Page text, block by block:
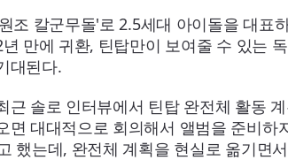
조 칼군무돌'로 2.5세대 아이돌을 대표
만에 귀환, 틴탑만이 보여줄 수 있는
대된다.
근 솔로 인터뷰에서 틴탑 완전체 활동
면 대대적으로 회의해서 앨범을 준비
했는데, 완전체 계획을 현실로 옮기면